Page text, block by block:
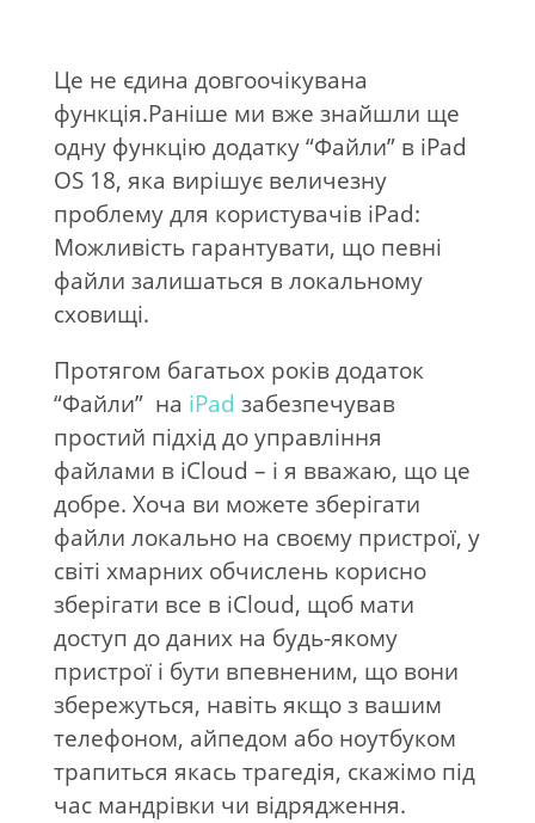
Це не єдина довгоочікувана
функція.Раніше ми вже знайшли ще
одну функцію додатку “Файли” в iPad
OS 18, яка вирішує величезну
проблему для користувачів iPad:
Можливість гарантувати, що певні
файли залишаться в локальному
сховищі.
Протягом багатьох років додаток
“Файли” на iPad забезпечував
простий підхід до управління
файлами в iCloud – і я вважаю, що це
добре. Хоча ви можете зберігати
файли локально на своєму пристрої, у
світі хмарних обчислень корисно
зберігати все в iCloud, щоб мати
доступ до даних на будь-якому
пристрої і бути впевненим, що вони
збережуться, навіть якщо з вашим
телефоном, айпедом або ноутбуком
трапиться якась трагедія, скажімо під
час мандрівки чи відрядження.